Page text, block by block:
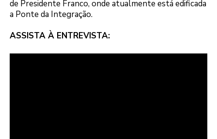
de Presidente Franco, onde atualmente está edificada
a Ponte da Integração.
ASSISTA À ENTREVISTA: